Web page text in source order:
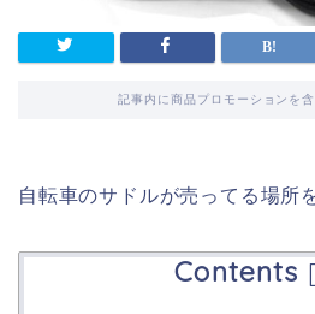
記事内に商品プロモーションを
自転車のサドルが売ってる場所
Contents